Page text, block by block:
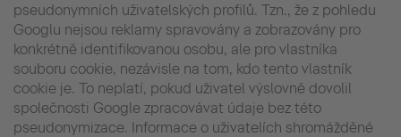
pseudonymních uživatelských profilů. Tzn., že z pohledu
Googlu nejsou reklamy spravovány a zobrazovány pro
konkrétně identifikovanou osobu, ale pro vlastníka
souboru cookie, nezávisle na tom, kdo tento vlastník
cookie je. To neplatí, pokud uživatel výslovně dovolil
společnosti Google zpracovávat údaje bez této
pseudonymizace. Informace o uživatelích shromážděné